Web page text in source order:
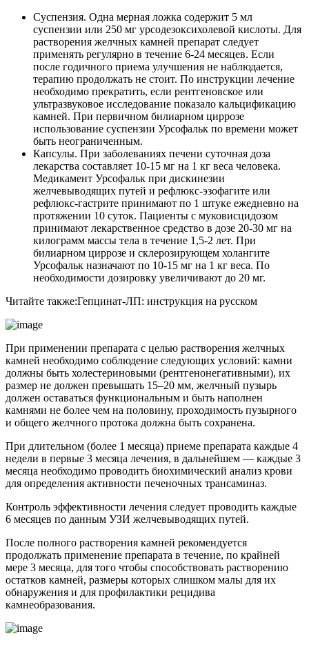
Суспензия. Одна мерная ложка содержит 5 мл
суспензии или 250 мг урсодезоксихолевой кислоты. Для
растворения желчных камней препарат следует
применять регулярно в течение 6-24 месяцев. Если
после годичного приема улучшения не наблюдается,
терапию продолжать не стоит. По инструкции лечение
необходимо прекратить, если рентгеновское или
ультразвуковое исследование показало кальцификацию
камней. При первичном билиарном циррозе
использование суспензии Урсофальк по времени может
быть неограниченным.
Капсулы. При заболеваниях печени суточная доза
лекарства составляет 10-15 мг на 1 кг веса человека.
Медикамент Урсофальк при дискинезии
желчевыводящих путей и рефлюкс-эзофагите или
рефлюкс-гастрите принимают по 1 штуке ежедневно на
протяжении 10 суток. Пациенты с муковисцидозом
принимают лекарственное средство в дозе 20-30 мг на
килограмм массы тела в течение 1,5-2 лет. При
билиарном циррозе и склерозирующем холангите
Урсофальк назначают по 10-15 мг на 1 кг веса. По
необходимости дозировку увеличивают до 20 мг.
Читайте также:Гепцинат-ЛП: инструкция на русском
При применении препарата с целью растворения желчных
камней необходимо соблюдение следующих условий: камни
должны быть холестериновыми (рентгенонегативными), их
размер не должен превышать 15–20 мм, желчный пузырь
должен оставаться функциональным и быть наполнен
камнями не более чем на половину, проходимость пузырного
и общего желчного протока должна быть сохранена.
При длительном (более 1 месяца) приеме препарата каждые 4
недели в первые 3 месяца лечения, в дальнейшем — каждые 3
месяца необходимо проводить биохимический анализ крови
для определения активности печеночных трансаминаз.
Контроль эффективности лечения следует проводить каждые
6 месяцев по данным УЗИ желчевыводящих путей.
После полного растворения камней рекомендуется
продолжать применение препарата в течение, по крайней
мере 3 месяца, для того чтобы способствовать растворению
остатков камней, размеры которых слишком малы для их
обнаружения и для профилактики рецидива
камнеобразования.